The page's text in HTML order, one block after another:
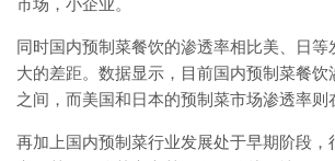
市场，小企业。
同时国内预制菜餐饮的渗透率相比美、日等
大的差距。数据显示，目前国内预制菜餐饮
之间，而美国和日本的预制菜市场渗透率则
再加上国内预制菜行业发展处于早期阶段，